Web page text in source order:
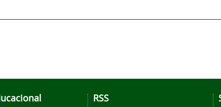
RSS